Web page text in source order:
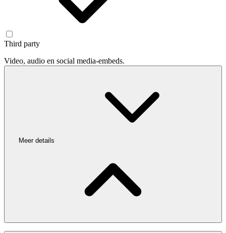
Third party
Video, audio en social media-embeds.
Meer details